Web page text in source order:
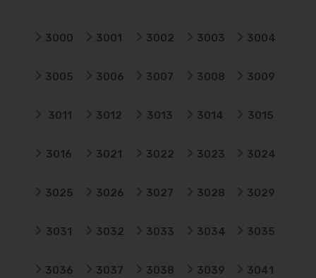
3000 3001 3002 3003 3004
3005 3006 3007 3008 3009
3011 3012 3013 3014 3015
3016 3021 3022 3023 3024
3025 3026 3027 3028 3029
3031 3032 3033 3034 3035
3036 3037 3038 3039 3041